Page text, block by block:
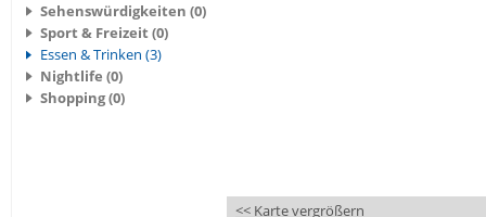
Sehenswürdigkeiten (0)
Sport & Freizeit (0)
Essen & Trinken (3)
Nightlife (0)
Shopping (0)
<< Karte vergrößern